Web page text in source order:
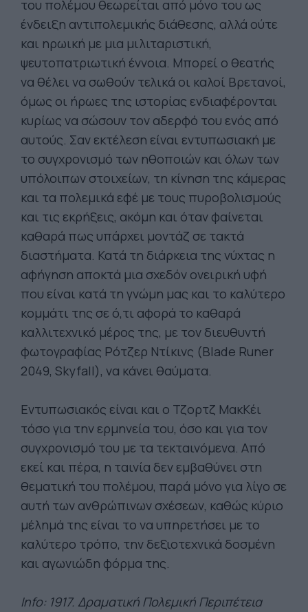
του πολέμου θεωρείται από μόνο του ως
ένδειξη αντιπολεμικής διάθεσης, αλλά ούτε
και ηρωική με μια μιλιταριστική,
ψευτοπατριωτική έννοια. Μπορεί ο θεατής
να θέλει να σωθούν τελικά οι καλοί Βρετανοί,
όμως οι ήρωες της ιστορίας ενδιαφέρονται
κυρίως να σώσουν τον αδερφό του ενός από
αυτούς. Σαν εκτέλεση είναι εντυπωσιακή με
το συγχρονισμό των ηθοποιών και όλων των
υπόλοιπων στοιχείων, τη κίνηση της κάμερας
και τα πολεμικά εφέ με τους πυροβολισμούς
και τις εκρήξεις, ακόμη και όταν φαίνεται
καθαρά πως υπάρχει μοντάζ σε τακτά
διαστήματα. Κατά τη διάρκεια της νύχτας η
αφήγηση αποκτά μια σχεδόν ονειρική υφή
που είναι κατά τη γνώμη μας και το καλύτερο
κομμάτι της σε ό,τι αφορά το καθαρά
καλλιτεχνικό μέρος της, με τον διευθυντή
φωτογραφίας Ρότζερ Ντίκινς (Blade Runer
2049, Skyfall), να κάνει θαύματα.
Εντυπωσιακός είναι και ο Τζορτζ ΜακΚέι
τόσο για την ερμηνεία του, όσο και για τον
συγχρονισμό του με τα τεκταινόμενα. Από
εκεί και πέρα, η ταινία δεν εμβαθύνει στη
θεματική του πολέμου, παρά μόνο για λίγο σε
αυτή των ανθρώπινων σχέσεων, καθώς κύριο
μέλημά της είναι το να υπηρετήσει με το
καλύτερο τρόπο, την δεξιοτεχνικά δοσμένη
και αγωνιώδη φόρμα της.
Info: 1917. Δραματική Πολεμική Περιπέτεια